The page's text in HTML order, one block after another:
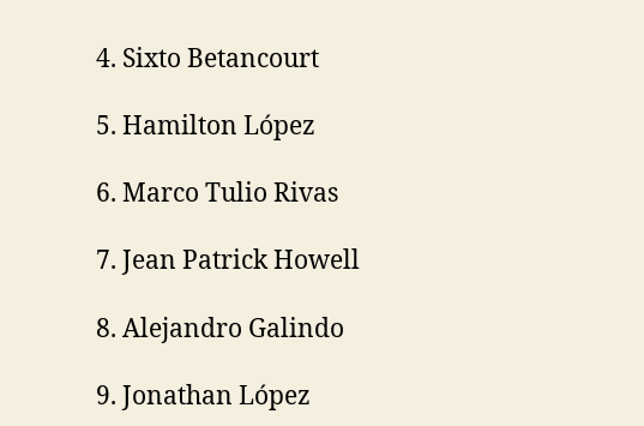
4. Sixto Betancourt
5. Hamilton López
6. Marco Tulio Rivas
7. Jean Patrick Howell
8. Alejandro Galindo
9. Jonathan López